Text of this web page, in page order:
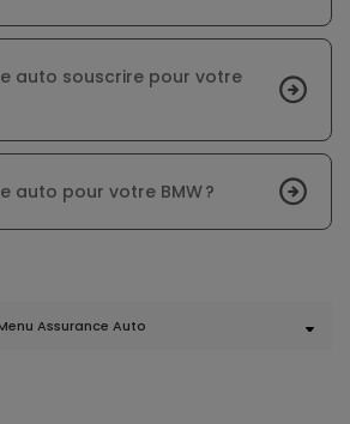
auto souscrire pour votre
auto pour votre BMW ?
Assurance Auto